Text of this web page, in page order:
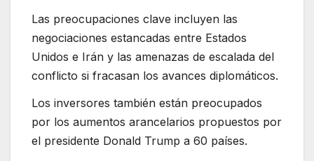
Las preocupaciones clave incluyen las
negociaciones estancadas entre Estados
Unidos e Irán y las amenazas de escalada del
conflicto si fracasan los avances diplomáticos.
Los inversores también están preocupados
por los aumentos arancelarios propuestos por
el presidente Donald Trump a 60 países.